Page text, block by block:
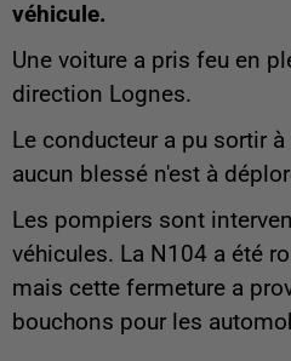
véhicule.
Une voiture a pris feu en
direction Lognes.
Le conducteur a pu sortir
aucun blessé n'est à
Les pompiers sont
véhicules. La N104 a été
mais cette fermeture a
bouchons pour les